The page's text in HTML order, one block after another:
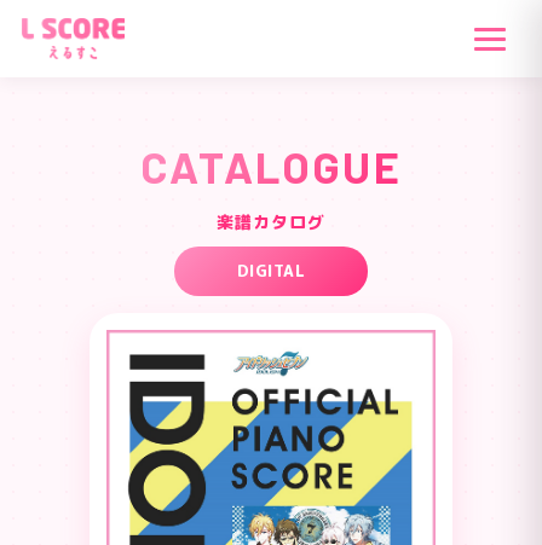
CATALOGUE
楽譜カタログ
DIGITAL